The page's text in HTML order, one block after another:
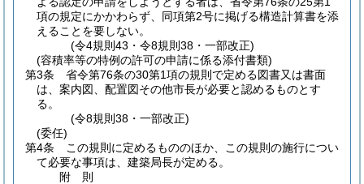
項の規定にかかわらず、同項第2号に掲げる構造計算書を添
えることを要しない。
(令4規則43・令8規則38・一部改正)
(容積率等の特例の許可の申請に係る添付書類)
第3条
省令第76条の30第1項の規則で定める図書又は書面
は、案内図、配置図その他市長が必要と認めるものとす
る。
(令8規則38・一部改正)
(委任)
第4条
この規則に定めるもののほか、この規則の施行につい
て必要な事項は、建築局長が定める。
附 則